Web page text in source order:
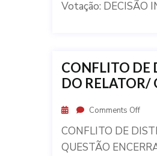
Votação: DECISÃO
CONFLITO DE
DO RELATOR/
Comments Off
CONFLITO DE
QUESTÃO